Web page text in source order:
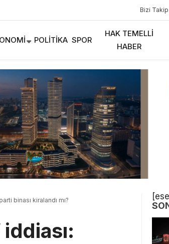
Bizi Takip
POLITIKA SPOR
HAK TEMELLI
HABER
binası kiralandı mı?
iddiası: